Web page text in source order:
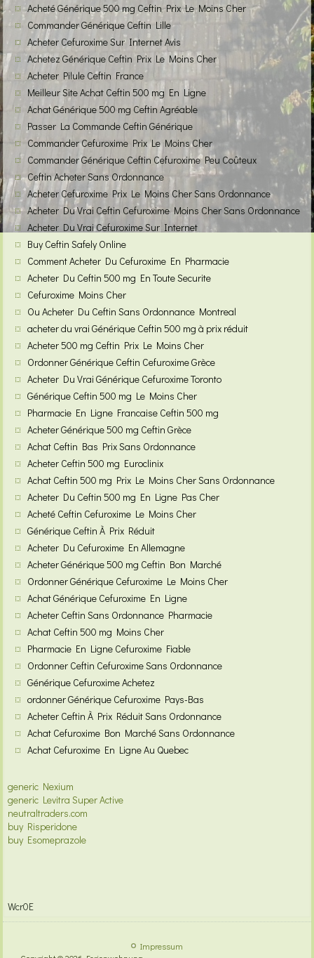
Acheté Générique 500 mg Ceftin Prix Le Moins Cher
Commander Générique Ceftin Lille
Acheter Cefuroxime Sur Internet Avis
Achetez Générique Ceftin Prix Le Moins Cher
Acheter Pilule Ceftin France
Meilleur Site Achat Ceftin 500 mg En Ligne
Achat Générique 500 mg Ceftin Agréable
Passer La Commande Ceftin Générique
Commander Cefuroxime Prix Le Moins Cher
Commander Générique Ceftin Cefuroxime Peu Coûteux
Ceftin Acheter Sans Ordonnance
Acheter Cefuroxime Prix Le Moins Cher Sans Ordonnance
Acheter Du Vrai Ceftin Cefuroxime Moins Cher Sans Ordonnance
Acheter Du Vrai Cefuroxime Sur Internet
Buy Ceftin Safely Online
Comment Acheter Du Cefuroxime En Pharmacie
Acheter Du Ceftin 500 mg En Toute Securite
Cefuroxime Moins Cher
Ou Acheter Du Ceftin Sans Ordonnance Montreal
acheter du vrai Générique Ceftin 500 mg à prix réduit
Acheter 500 mg Ceftin Prix Le Moins Cher
Ordonner Générique Ceftin Cefuroxime Grèce
Acheter Du Vrai Générique Cefuroxime Toronto
Générique Ceftin 500 mg Le Moins Cher
Pharmacie En Ligne Francaise Ceftin 500 mg
Acheter Générique 500 mg Ceftin Grèce
Achat Ceftin Bas Prix Sans Ordonnance
Acheter Ceftin 500 mg Euroclinix
Achat Ceftin 500 mg Prix Le Moins Cher Sans Ordonnance
Acheter Du Ceftin 500 mg En Ligne Pas Cher
Acheté Ceftin Cefuroxime Le Moins Cher
Générique Ceftin À Prix Réduit
Acheter Du Cefuroxime En Allemagne
Acheter Générique 500 mg Ceftin Bon Marché
Ordonner Générique Cefuroxime Le Moins Cher
Achat Générique Cefuroxime En Ligne
Acheter Ceftin Sans Ordonnance Pharmacie
Achat Ceftin 500 mg Moins Cher
Pharmacie En Ligne Cefuroxime Fiable
Ordonner Ceftin Cefuroxime Sans Ordonnance
Générique Cefuroxime Achetez
ordonner Générique Cefuroxime Pays-Bas
Acheter Ceftin À Prix Réduit Sans Ordonnance
Achat Cefuroxime Bon Marché Sans Ordonnance
Achat Cefuroxime En Ligne Au Quebec
generic Nexium
generic Levitra Super Active
neutraltraders.com
buy Risperidone
buy Esomeprazole
Wcr0E
Impressum